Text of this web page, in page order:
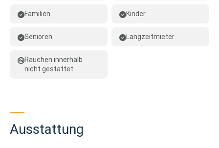
Familien Kinder
Senioren Langzeitmieter
Rauchen innerhalb
nicht gestattet
Ausstattung